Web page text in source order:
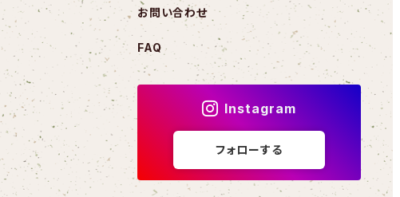
お問い合わせ
FAQ
Instagram
フォローする